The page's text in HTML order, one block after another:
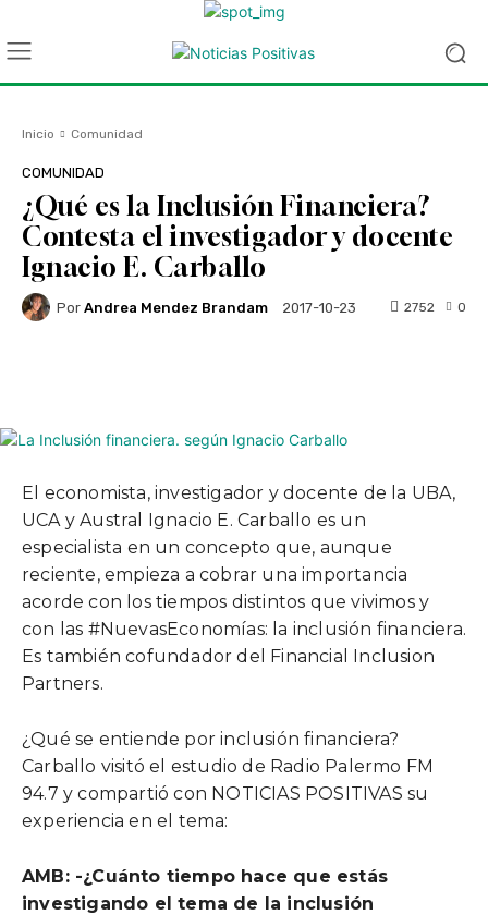
Inicio Comunidad
COMUNIDAD
¿Qué es la Inclusión Financiera?
Contesta el investigador y docente
Ignacio E. Carballo
Por Andrea Mendez Brandam 2017-10-23 0
2752
El economista, investigador y docente de la UBA,
UCA y Austral Ignacio E. Carballo es un
especialista en un concepto que, aunque
reciente, empieza a cobrar una importancia
acorde con los tiempos distintos que vivimos y
con las #NuevasEconomías: la inclusión financiera.
Es también cofundador del Financial Inclusion
Partners.
¿Qué se entiende por inclusión financiera?
Carballo visitó el estudio de Radio Palermo FM
94.7 y compartió con NOTICIAS POSITIVAS su
experiencia en el tema:
AMB: -¿Cuánto tiempo hace que estás
investigando el tema de la inclusión